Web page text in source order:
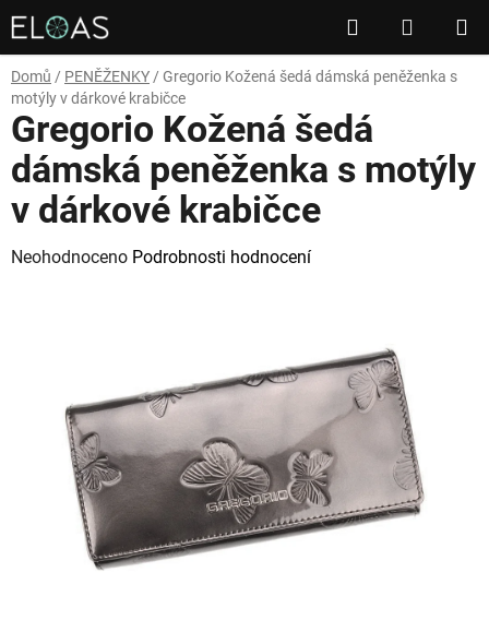
Přejít
na
obsah
Hledat
KOŠÍK
Domů / PENĚŽENKY / Gregorio Kožená šedá dámská peněženka s
motýly v dárkové krabičce
Gregorio Kožená šedá
dámská peněženka s motýly
v dárkové krabičce
Průměrné
hvězdiček.
Neohodnoceno Podrobnosti hodnocení